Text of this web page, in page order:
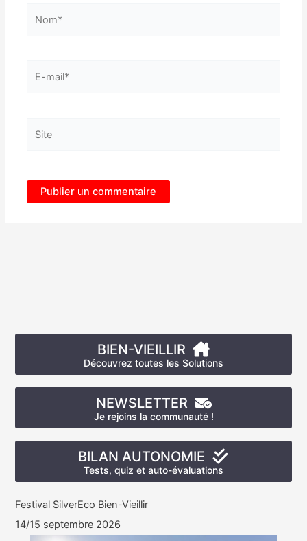
BIEN-VIEILLIR
Découvrez toutes les Solutions
NEWSLETTER
Je rejoins la communauté !
BILAN AUTONOMIE
Tests, quiz et auto-évaluations
Festival SilverEco Bien-Vieillir
14/15 septembre 2026